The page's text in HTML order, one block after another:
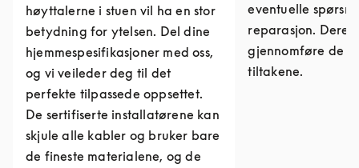
høyttalerne i stuen vil ha en stor
betydning for ytelsen. Del dine
hjemmespesifikasjoner med oss,
og vi veileder deg til det
perfekte tilpassede oppsettet.
De sertifiserte installatørene kan
skjule alle kabler og bruker bare
de fineste materialene, og de
eventuelle
reparasjon.
gjennomføre de
tiltakene.